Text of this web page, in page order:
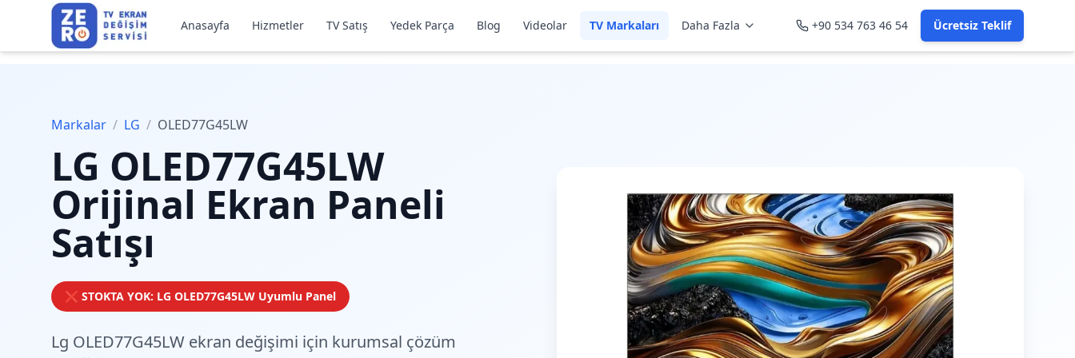
Anasayfa Hizmetler TV Satış Yedek Parça Blog Videolar TV Markaları Daha Fazla +90 534 763 46 54 Ücretsiz Teklif
Markalar / LG / OLED77G45LW
LG OLED77G45LW
Orijinal Ekran Paneli
Satışı
❌ STOKTA YOK: LG OLED77G45LW Uyumlu Panel
Lg OLED77G45LW ekran değişimi için kurumsal çözüm